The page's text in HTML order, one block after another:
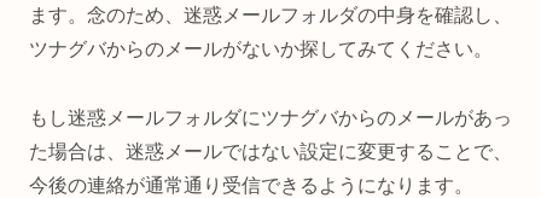
ます。念のため、迷惑メールフォルダの中身を確認し、
ツナグバからのメールがないか探してみてください。
もし迷惑メールフォルダにツナグバからのメールがあっ
た場合は、迷惑メールではない設定に変更することで、
今後の連絡が通常通り受信できるようになります。